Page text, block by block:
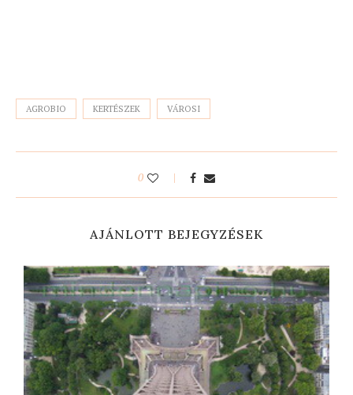
AGROBIO KERTÉSZEK VÁROSI
0
AJÁNLOTT BEJEGYZÉSEK